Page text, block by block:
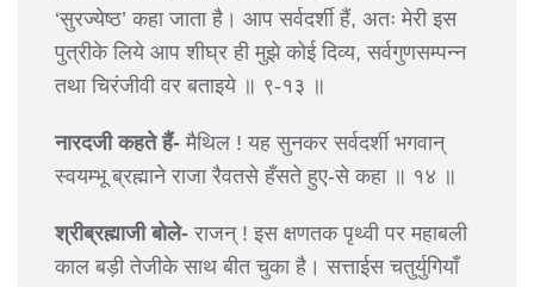
‘सुरज्येष्ठ’ कहा जाता है। आप सर्वदर्शी हैं, अतः मेरी इस
पुत्रीके लिये आप शीघ्र ही मुझे कोई दिव्य, सर्वगुणसम्पन्न
तथा चिरंजीवी वर बताइये ॥ ९-१३ ॥
नारदजी कहते हैं- मैथिल ! यह सुनकर सर्वदर्शी भगवान्
स्वयम्भू ब्रह्माने राजा रैवतसे हँसते हुए-से कहा ॥ १४ ॥
श्रीब्रह्माजी बोले- राजन् ! इस क्षणतक पृथ्वी पर महाबली
काल बड़ी तेजीके साथ बीत चुका है। सत्ताईस चतुर्युगियाँ